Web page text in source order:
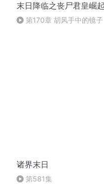
末日降临之丧尸君皇崛起
第170章 胡风手中的镜子
诸界末日
第581集